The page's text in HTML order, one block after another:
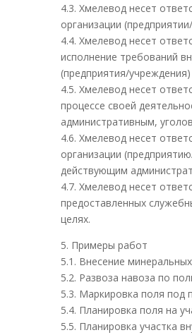
4.3. Хмелевод несет
организации
4.4. Хмелевод несет
исполнение требований
(предприятия/
4.5. Хмелевод несет
процессе своей
административным,
4.6. Хмелевод несет
организации
действующим
4.7. Хмелевод несет
предоставленных
целях.
5. Примеры работ
5.1. Внесение
5.2. Развоза навоза по
5.3. Маркировка поля под
5.4. Планировка поля на
5.5. Планировка участка